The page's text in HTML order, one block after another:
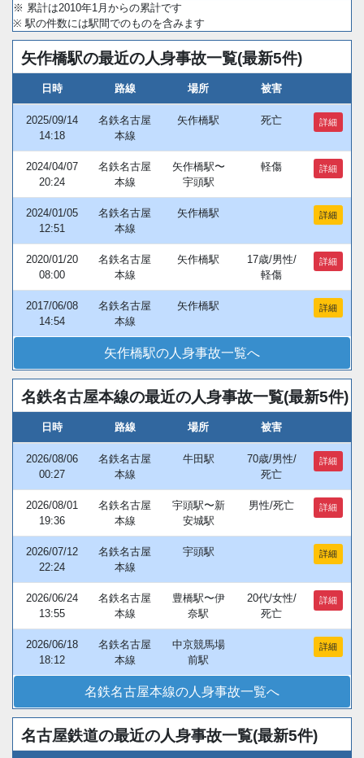
※ 累計は2010年1月からの累計です
※ 駅の件数には駅間でのものを含みます
矢作橋駅の最近の人身事故一覧(最新5件)
日時 路線 場所 被害
2025/09/14
14:18
名鉄名古屋
本線
矢作橋駅 死亡 詳細
2024/04/07
20:24
名鉄名古屋
本線
矢作橋駅〜
宇頭駅
軽傷 詳細
2024/01/05
12:51
名鉄名古屋
本線
矢作橋駅 詳細
2020/01/20
08:00
名鉄名古屋
本線
矢作橋駅
17歳/男性/
軽傷
詳細
2017/06/08
14:54
名鉄名古屋
本線
矢作橋駅 詳細
矢作橋駅の人身事故一覧へ
名鉄名古屋本線の最近の人身事故一覧(最新5件)
日時 路線 場所 被害
2026/08/06
00:27
名鉄名古屋
本線
牛田駅
70歳/男性/
死亡
詳細
2026/08/01
19:36
名鉄名古屋
本線
宇頭駅〜新
安城駅
男性/死亡 詳細
2026/07/12
22:24
名鉄名古屋
本線
宇頭駅 詳細
2026/06/24
13:55
名鉄名古屋
本線
豊橋駅〜伊
奈駅
20代/女性/
死亡
詳細
2026/06/18
18:12
名鉄名古屋
本線
中京競馬場
前駅
詳細
名鉄名古屋本線の人身事故一覧へ
名古屋鉄道の最近の人身事故一覧(最新5件)